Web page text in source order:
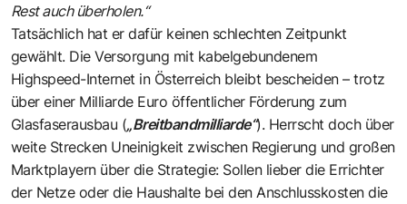
Rest auch überholen.“
Tatsächlich hat er dafür keinen schlechten Zeitpunkt
gewählt. Die Versorgung mit kabelgebundenem
Highspeed-Internet in Österreich bleibt bescheiden – trotz
über einer Milliarde Euro öffentlicher Förderung zum
Glasfaserausbau („Breitbandmilliarde“). Herrscht doch über
weite Strecken Uneinigkeit zwischen Regierung und großen
Marktplayern über die Strategie: Sollen lieber die Errichter
der Netze oder die Haushalte bei den Anschlusskosten die